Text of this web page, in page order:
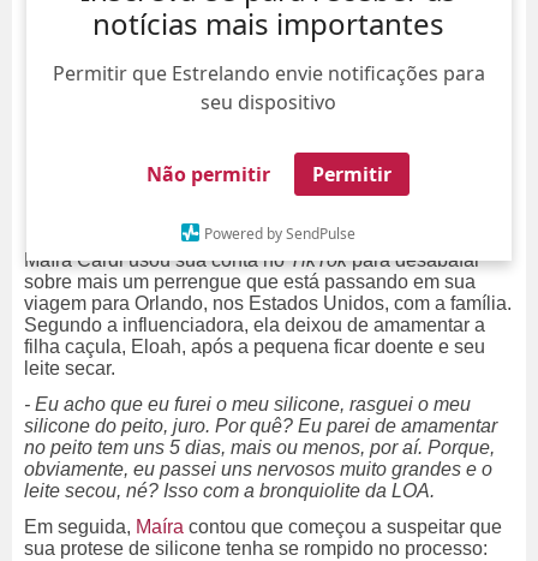
notícias mais importantes
Permitir que Estrelando envie notificações para
seu dispositivo
Não permitir Permitir
Powered by SendPulse
Maíra Cardi usou sua conta noTikTokpara desabafar
sobre mais um perrengue que está passando em sua
viagem para Orlando, nos Estados Unidos, com a família.
Segundo a influenciadora, ela deixou de amamentar a
filha caçula, Eloah, após a pequena ficar doente e seu
leite secar.
- Eu acho que eu furei o meu silicone, rasguei o meu
silicone do peito, juro. Por quê? Eu parei de amamentar
no peito tem uns 5 dias, mais ou menos, por aí. Porque,
obviamente, eu passei uns nervosos muito grandes e o
leite secou, né? Isso com a bronquiolite da LOA.
Em seguida, Maíra contou que começou a suspeitar que
sua protese de silicone tenha se rompido no processo: